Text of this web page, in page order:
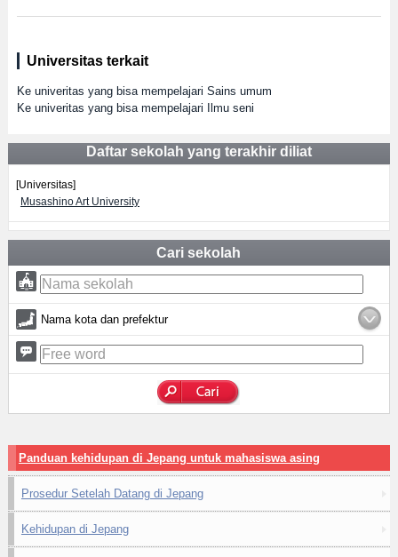
Universitas terkait
Ke univeritas yang bisa mempelajari Sains umum
Ke univeritas yang bisa mempelajari Ilmu seni
Daftar sekolah yang terakhir diliat
[Universitas]
Musashino Art University
Cari sekolah
Nama kota dan prefektur
Panduan kehidupan di Jepang untuk mahasiswa asing
Prosedur Setelah Datang di Jepang
Kehidupan di Jepang